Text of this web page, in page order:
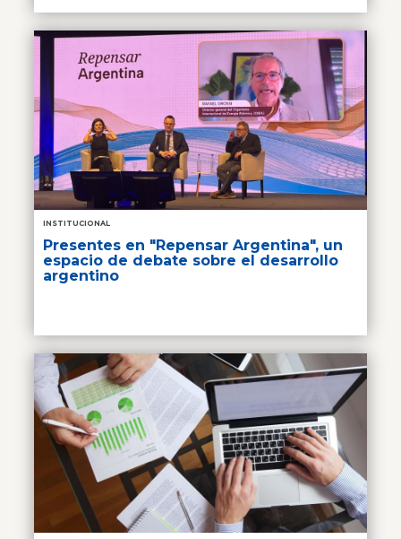
INSTITUCIONAL
Presentes en "Repensar Argentina", un
espacio de debate sobre el desarrollo
argentino